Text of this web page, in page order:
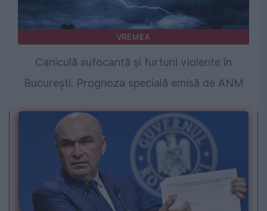
VREMEA
Caniculă sufocantă și furtuni violente în
București. Prognoza specială emisă de ANM